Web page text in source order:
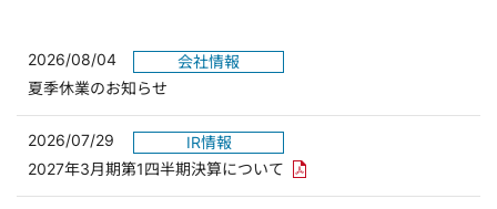
2026/08/04
会社情報
夏季休業のお知らせ
2026/07/29
IR情報
2027年3月期第1四半期決算について PDFリンクを新しいウィンド